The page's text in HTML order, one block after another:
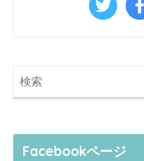
Facebookページ